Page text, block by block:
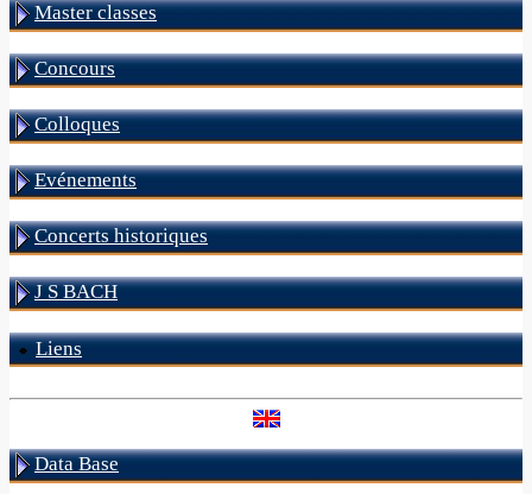
Master classes
Concours
Colloques
Evénements
Concerts historiques
J S BACH
Liens
Data Base